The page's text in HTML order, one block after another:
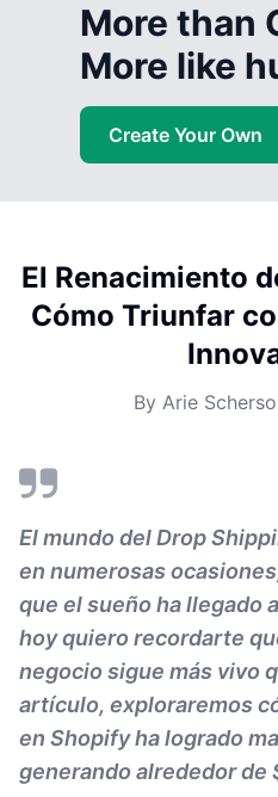
More than
More like
Create Your Own
El Renacimiento
Cómo Triunfar
By Arie
El mundo del Drop
en numerosas
que el sueño ha llegado
hoy quiero recordarte
negocio sigue más vivo
artículo, exploraremos
en Shopify ha logrado
generando alrededor de